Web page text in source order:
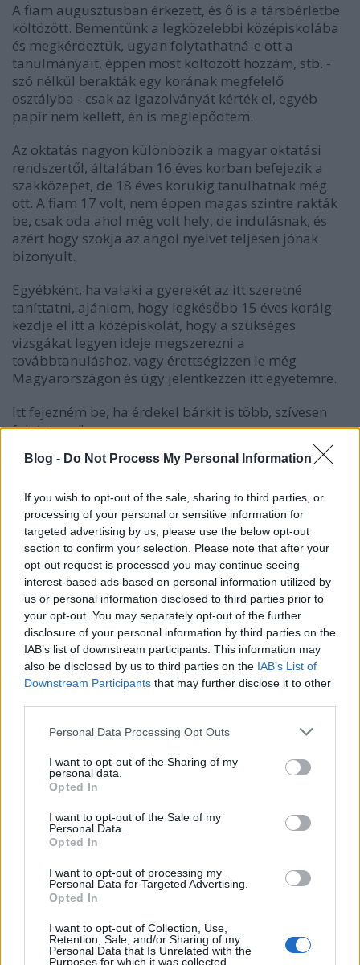
Blog - Do Not Process My Personal Information
If you wish to opt-out of the sale, sharing to third parties, or
processing of your personal or sensitive information for
targeted advertising by us, please use the below opt-out
section to confirm your selection. Please note that after your
opt-out request is processed you may continue seeing
interest-based ads based on personal information utilized by
us or personal information disclosed to third parties prior to
your opt-out. You may separately opt-out of the further
disclosure of your personal information by third parties on the
IAB’s list of downstream participants. This information may
also be disclosed by us to third parties on the IAB’s List of
Downstream Participants that may further disclose it to other
Please note that this website/app uses one or more Google
not limited to your visit or usage behaviour. You may click to
grant or deny consent to Google and its third-party tags to
use your data for below specified purposes in below Google
consent section.
Personal Data Processing Opt Outs
I want to opt-out of the Sharing of my
personal data.
Opted In
I want to opt-out of the Sale of my
Personal Data.
Opted In
I want to opt-out of processing my
Personal Data for Targeted Advertising.
Opted In
I want to opt-out of Collection, Use,
Retention, Sale, and/or Sharing of my
Personal Data that Is Unrelated with the
Purposes for which it was collected.
A fiam augusztusban érkezett, és ő is a társbérletbe
költözött. Bementünk a legközelebbi középiskolába
és megkérdeztük, ugyan folytathatná-e ott a
tanulmányait, éppen most költözött hozzám, stb. -
szó nélkül berakták egy korának megfelelő
osztályba - csak az igazolványát kérték el, egyéb
papír nem kellett, én is meglepődtem.
Az oktatás nagyon különbözik a magyar oktatási
rendszertől, általában 16 éves korban befejezik a
szakközepet, de 18 éves korukig tanulhatnak még
ott. A fiam 17 volt, nem éppen magas szintre rakták
be, csak oda ahol még volt hely, de indulásnak, és
azért hogy szokja az angol nyelvet teljesen jónak
bizonyult.
Egyébként, ha valaki a gyerekét az itt szeretné
taníttatni, ajánlom, hogy legkésőbb 15 éves koráig
kezdje el itt a középiskolát, hogy a szükséges
vizsgákat legyen ideje megszerezni a
továbbtanuláshoz, vagy érettségizzen le még
Magyarországon és úgy jelentkezzen itt egyetemre.
Itt fejezném be, ha érdekel bárkit is több, szívesen
folytatom."
Címkék:babysitter Skócia Edinburgh
Ajánlott bejegyzések:
Egy magyar srác ismerkedése a fülöp-
szigeteki nőkkel
Angliai kórházélmény - avagy egy "röpke"
Csodaút egy Vespa nyergében